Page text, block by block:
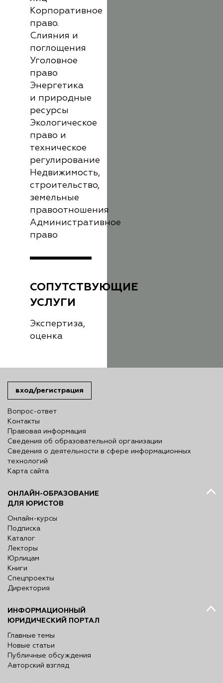
Корпоративное
право.
Слияния и
поглощения
Уголовное
право
Энергетика
и природные
ресурсы
Экологическое
право и
техническое
регулирование
Недвижимость,
строительство,
земельные
правоотношения
Административное
право
СОПУТСТВУЮЩИЕ
УСЛУГИ
Экспертиза,
оценка
вход/регистрация
Вопрос-ответ
Контакты
Правовая информация
Сведения об образовательной организации
Сведения о деятельности в сфере информационных
технологий
Карта сайта
ОНЛАЙН-ОБРАЗОВАНИЕ
ДЛЯ ЮРИСТОВ
Онлайн-курсы
Подписка
Каталог
Лекторы
Юрлицам
Книги
Спецпроекты
Директория
ИНФОРМАЦИОННЫЙ
ЮРИДИЧЕСКИЙ ПОРТАЛ
Главные темы
Новые статьи
Публичные обсуждения
Авторский взгляд